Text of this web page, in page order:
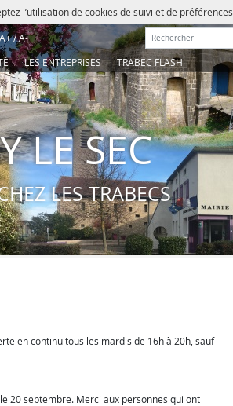
l’utilisation de cookies de suivi et de préférences
A+/A- Rechercher :
LES ENTREPRISES TRABEC FLASH
LE SEC
LES TRABECS
en continu tous les mardis de 16h à 20h, sauf
20 septembre. Merci aux personnes qui ont